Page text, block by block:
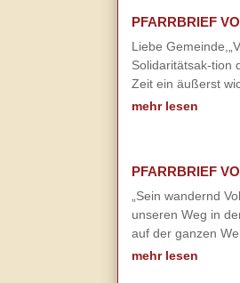
PFARRBRIEF
Liebe
Solidaritätsak-tion
Zeit ein äußerst
mehr lesen
PFARRBRIEF
„Sein wandernd
unseren Weg in
auf der ganzen
mehr lesen